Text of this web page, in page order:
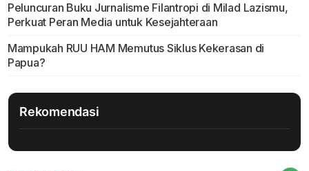
Peluncuran Buku Jurnalisme Filantropi di Milad Lazismu,
Perkuat Peran Media untuk Kesejahteraan
Mampukah RUU HAM Memutus Siklus Kekerasan di
Papua?
Rekomendasi